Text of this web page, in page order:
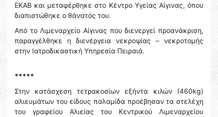
ΕΚΑΒ και μεταφέρθηκε στο Κέντρο Υγείας Αίγινας, όπου
διαπιστώθηκε ο θάνατός του.
Από το Λιμεναρχείο Αίγινας που διενεργεί προανάκριση,
παραγγέλθηκε η διενέργεια νεκροψίας – νεκροτομής
στην Ιατροδικαστική Υπηρεσία Πειραιά.
*****
Στην κατάσχεση τετρακοσίων εξήντα κιλών (460kg)
αλιευμάτων του είδους παλαμίδα προέβησαν τα στελέχη
του γραφείου Αλιείας του Κεντρικού Λιμεναρχείου